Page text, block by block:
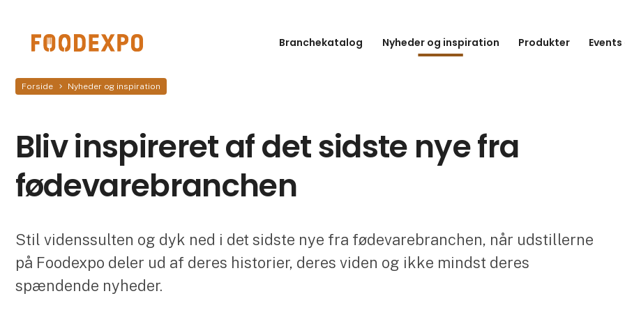
Branchekatalog Nyheder og inspiration Produkter
Forside Nyheder og inspiration
Bliv inspireret af det sidste nye fra
fødevarebranchen
Stil videnssulten og dyk ned i det sidste nye fra fødevarebranchen, når udstillerne
på Foodexpo deler ud af deres historier, deres viden og ikke mindst deres
spændende nyheder.